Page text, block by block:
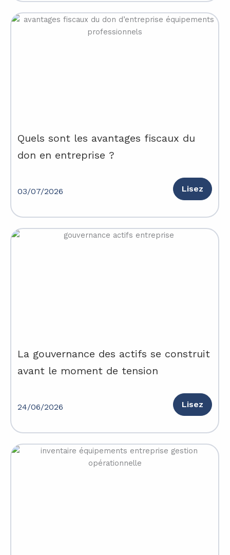
Quels sont les avantages fiscaux du
don en entreprise ?
03/07/2026 Lisez
La gouvernance des actifs se construit
avant le moment de tension
24/06/2026 Lisez